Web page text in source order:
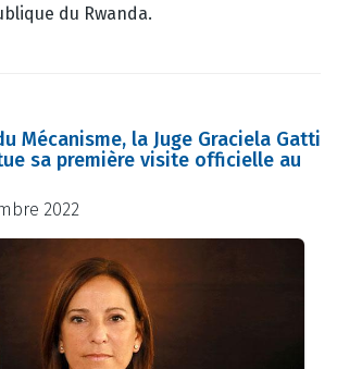
du Rwanda.
Mécanisme, la Juge Graciela Gatti
sa première visite officielle au
2022